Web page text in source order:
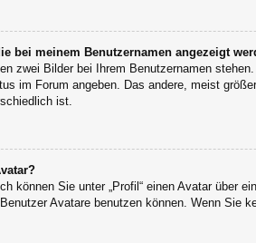
bei meinem Benutzernamen angezeigt
zwei Bilder bei Ihrem Benutzernamen
im Forum angeben. Das andere, meist
ist.
können Sie unter „Profil“ einen Avatar über
Avatare benutzen können. Wenn Sie